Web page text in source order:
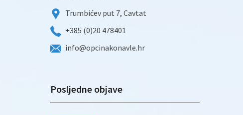
Trumbićev put 7, Cavtat
+385 (0)20 478401
info@opcinakonavle.hr
Posljedne objave